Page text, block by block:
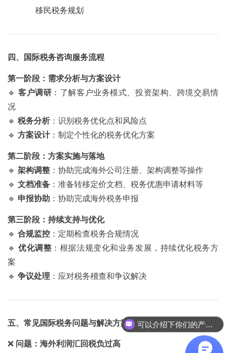
移民税务规划
四、国际税务咨询服务流程
第一阶段：需求分析与方案设计
🔹客户调研 ：了解客户业务模式、投资架构、跨境交易情
况
🔹 税务分析：识别税务优化点和风险点
🔹 方案设计：制定个性化的税务优化方案
第二阶段：方案实施与落地
🔹 架构调整 ：协助完成海外公司注册、架构调整等操作
🔹 文档准备 ：准备转移定价文档、税务优惠申请材料等
🔹 申报协助 ：协助完成海外税务申报
第三阶段：持续支持与优化
🔹 合规监控 ：定期检查税务合规情况
🔹优化调整 ：根据法规变化和业务发展，持续优化税务方
案
🔹 争议处理 ：应对税务稽查和争议解决
五、常见国际税务问题与解决方案
❌ 问题：海外利润汇回税负过高
可以介绍下你们的产品么